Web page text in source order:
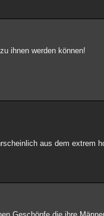
ihnen werden können!
aus dem extrem